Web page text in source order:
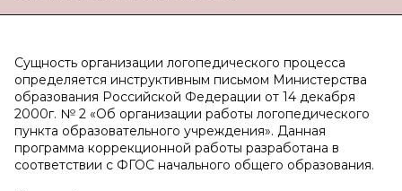
Сущность организации логопедического процесса
определяется инструктивным письмом Министерства
образования Российской Федерации от 14 декабря
2000г. № 2 «Об организации работы логопедического
пункта образовательного учреждения». Данная
программа коррекционной работы разработана в
соответствии с ФГОС начального общего образования.